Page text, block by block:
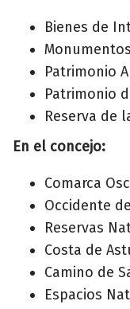
Bienes de
Patrimonio
Patrimonio
Reserva de
En el concejo:
Comarca
Occidente
Reservas
Costa de
Camino de
Espacios